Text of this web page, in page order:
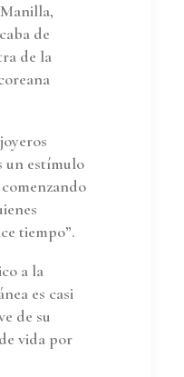
de
de la
un estímulo
tiempo”.
a la
es casi
de su
vida por